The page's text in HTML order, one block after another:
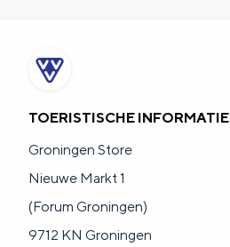
TOERISTISCHE INFORMATIE
Groningen Store
Nieuwe Markt 1
(Forum Groningen)
9712 KN Groningen